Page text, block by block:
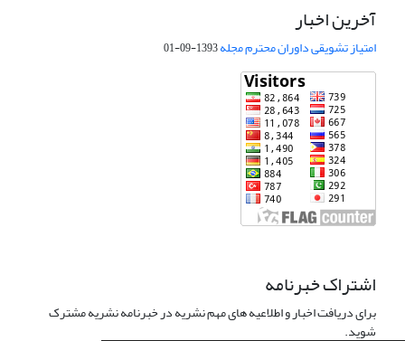
آخرین اخبار
امتیاز تشویقی داوران محترم مجله1393-09-01
اشتراک خبرنامه
برای دریافت اخبار و اطلاعیه های مهم نشریه در خبرنامه نشریه مشترک
شوید.